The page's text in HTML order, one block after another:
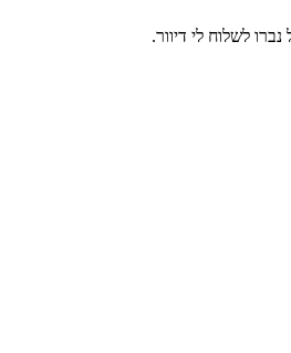
לשלוח לי דיוור.